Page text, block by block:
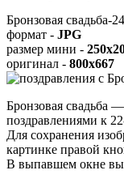
Бронзовая свадьба-24
формат - JPG
размер мини -
оригинал - 800x667
Бронзовая свадьба
поздравлениями к
Для сохранения
картинке правой
В выпавшем окне